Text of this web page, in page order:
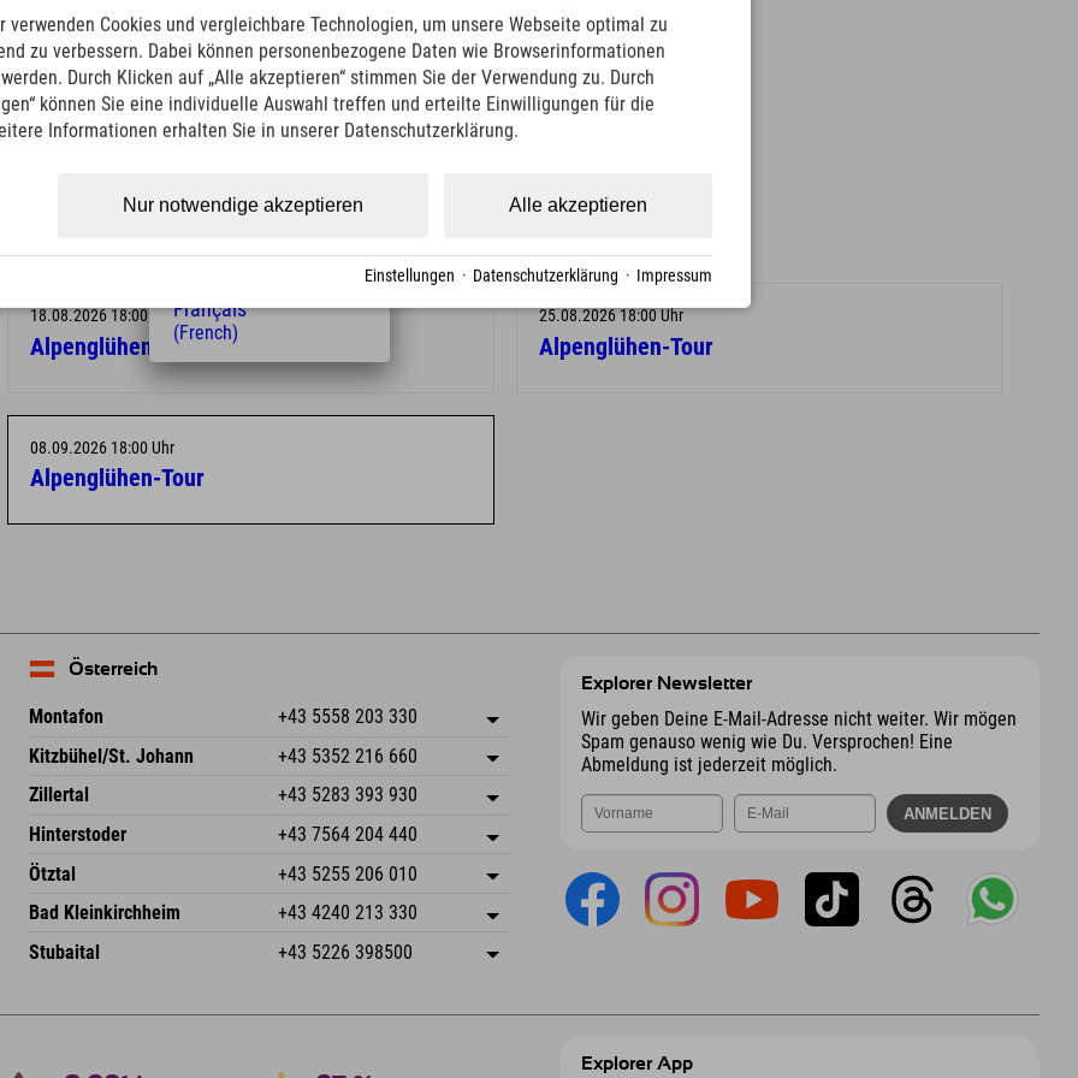
Erwachsene 5,00 € und Kinder 6 – 15 Jahre 2,50 €
923040
18.08.2026 18:00 Uhr
Alpenglühen-Tour
25.08.2026 18:00 Uhr
Alpenglühen-Tour
08.09.2026 18:00 Uhr
Alpenglühen-Tour
Österreich
Montafon +43 5558 203 330
Dorfstr. 127b
6793 Gaschurn/Montafon
Österreich
Adresse speichern
Buchen
Kitzbühel/St. Johann +43 5352 216 660
Speckbacherstraße 87
Österreich
Adresse speichern
Buchen
Zillertal +43 5283 393 930
Schmiedau 2
Österreich
Adresse speichern
Buchen
Hinterstoder +43 7564 204 440
Freizeitpark 10
Österreich
Adresse speichern
Buchen
Ötztal +43 5255 206 010
Gscheat 14
Österreich
Adresse speichern
Buchen
Bad Kleinkirchheim +43 4240 213 330
Dorfstraße 24
Adresse speichern
Mail senden
Stubaital +43 5226 398500
Explorer Newsletter
Wir geben Deine E-Mail-Adresse nicht weiter. Wir mögen
Spam genauso wenig wie Du. Versprochen! Eine
Abmeldung ist jederzeit möglich.
Explorer App
verwenden Cookies und vergleichbare Technologien, um unsere Webseite optimal zu
zu verbessern. Dabei können personenbezogene Daten wie Browserinformationen
Durch Klicken auf „Alle akzeptieren“ stimmen Sie der Verwendung zu. Durch
können Sie eine individuelle Auswahl treffen und erteilte Einwilligungen für die
Informationen erhalten Sie in unserer Datenschutzerklärung.
Alle akzeptieren
Nur notwendige akzeptieren
Einstellungen · Datenschutzerklärung · Impressum
English
(English)
Italiano
(Italian)
Čeština
(Czech)
Magyar
Nederlands
Français
(French)